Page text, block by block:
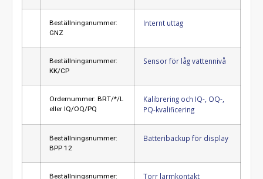
Beställningsnummer:
GNZ
Internt uttag
Beställningsnummer:
KK/CP
Sensor för låg vattennivå
Ordernummer: BRT/*/L
eller IQ/OQ/PQ
Kalibrering och IQ-, OQ-,
PQ-kvalificering
Beställningsnummer:
BPP 12
Batteribackup för display
Beställningsnummer:
Torr larmkontakt